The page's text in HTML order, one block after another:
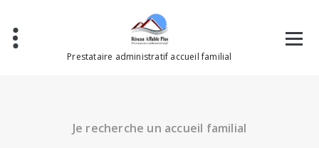
contenu
Prestataire administratif accueil familial
Je recherche un accueil familial